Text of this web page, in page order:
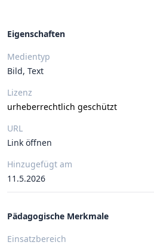
Eigenschaften
Medientyp
Bild, Text
Lizenz
urheberrechtlich geschützt
URL
Link öffnen
Hinzugefügt am
11.5.2026
Pädagogische Merkmale
Einsatzbereich